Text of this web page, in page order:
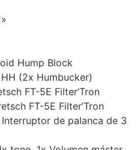
Hump Block
(2x Humbucker)
FT-5E Filter’Tron
FT-5E Filter’Tron
de palanca de 3